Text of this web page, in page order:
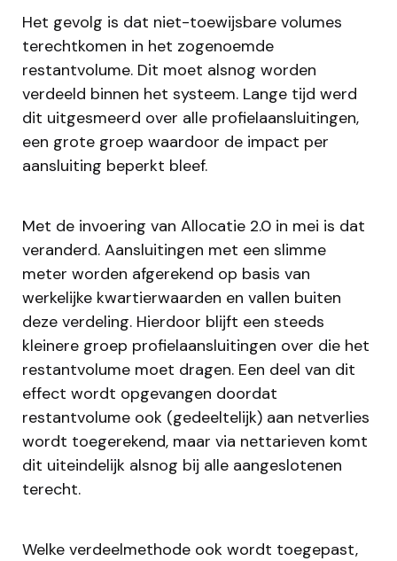
Het gevolg is dat niet-toewijsbare volumes
terechtkomen in het zogenoemde
restantvolume. Dit moet alsnog worden
verdeeld binnen het systeem. Lange tijd werd
dit uitgesmeerd over alle profielaansluitingen,
een grote groep waardoor de impact per
aansluiting beperkt bleef.
Met de invoering van Allocatie 2.0 in mei is dat
veranderd. Aansluitingen met een slimme
meter worden afgerekend op basis van
werkelijke kwartierwaarden en vallen buiten
deze verdeling. Hierdoor blijft een steeds
kleinere groep profielaansluitingen over die het
restantvolume moet dragen. Een deel van dit
effect wordt opgevangen doordat
restantvolume ook (gedeeltelijk) aan netverlies
wordt toegerekend, maar via nettarieven komt
dit uiteindelijk alsnog bij alle aangeslotenen
terecht.
Welke verdeelmethode ook wordt toegepast,